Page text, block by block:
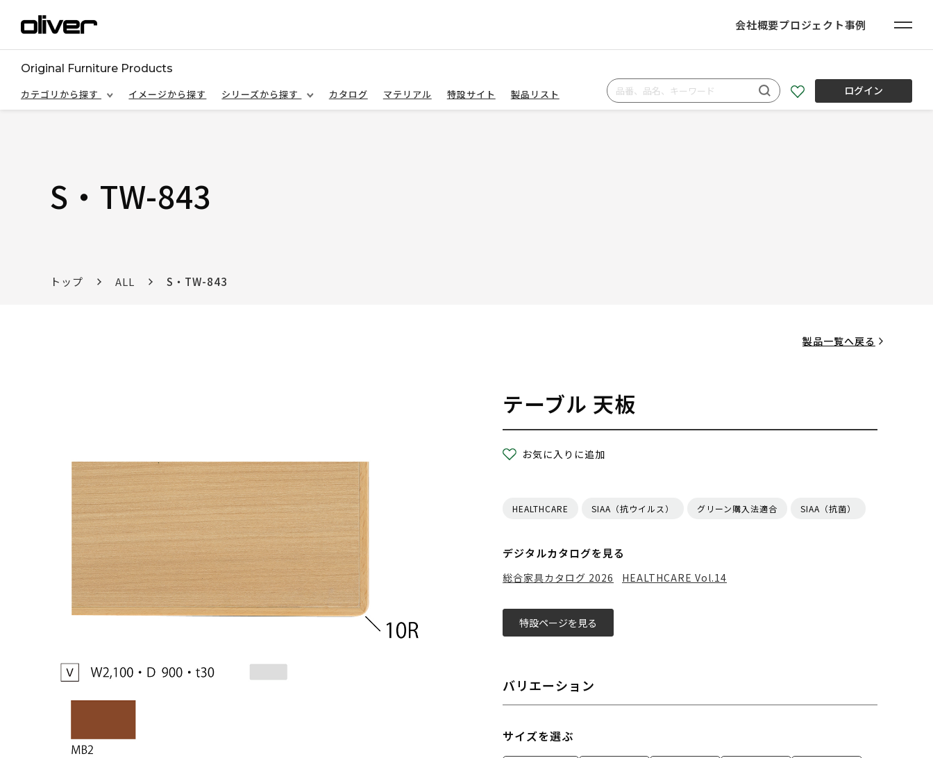
会社概要プロジェクト事例
Original Furniture Products
カテゴリから探す
イメージから探す シリーズから探す カタログ マテリアル 特設サイト 製品リスト ログイン
S・TW-843
トップ ALL S・TW-843
製品一覧へ戻る
テーブル 天板
お気に入りに追加
HEALTHCARE SIAA（抗ウイルス） グリーン購入法適合 SIAA（抗菌）
デジタルカタログを見る
総合家具カタログ 2026 HEALTHCARE Vol.14
特設ページを見る
バリエーション
サイズを選ぶ